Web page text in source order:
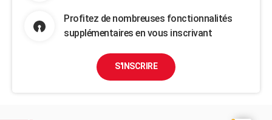
Profitez de nombreuses fonctionnalités
supplémentaires en vous inscrivant
S'INSCRIRE